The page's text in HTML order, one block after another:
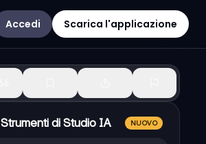
Accedi Scarica l'applicazione
Strumenti di Studio IA NUOVO